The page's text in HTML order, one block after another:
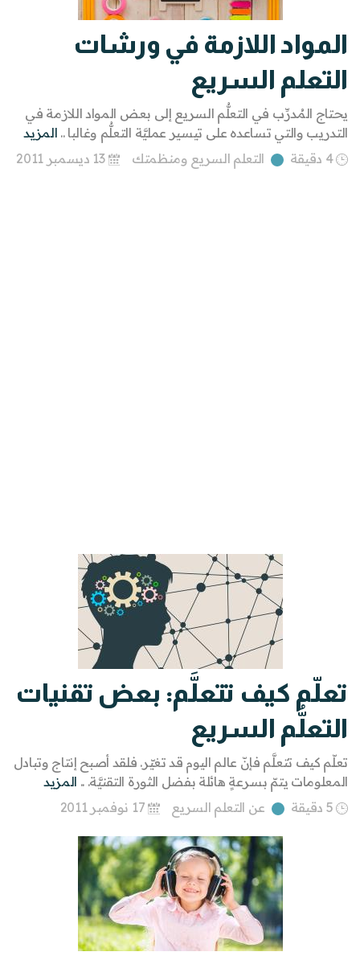
المواد اللازمة في ورشات
التعلم السريع
يحتاج المُدرِّب في التعلُّم السريع إلى بعض المواد اللازمة في
التدريب والتي تساعده على تيسير عمليَّة التعلُّم وغالبا .. المزيد
4 دقيقة
التعلم السريع ومنظمتك 13 ديسمبر 2011
تعلّم كيف تتعلَّم: بعض تقنيات
التعلُّم السريع
تعلّم كيف تتعلَّم فإنّ عالم اليوم قد تغيّر. فلقد أصبح إنتاج وتبادل
المعلومات يتمّ بسرعةٍ هائلة بفضل الثورة التقنيَّة. .. المزيد
5 دقيقة
عن التعلم السريع